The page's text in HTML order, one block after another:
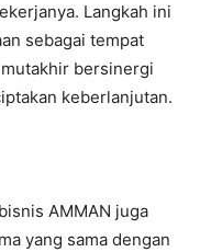
Langkah ini
sebagai tempat
bersinergi
keberlanjutan.
AMMAN juga
yang sama dengan